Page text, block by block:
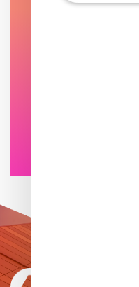
Que dois-